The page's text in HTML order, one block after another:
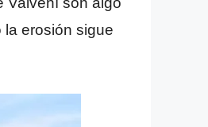
erosión sigue